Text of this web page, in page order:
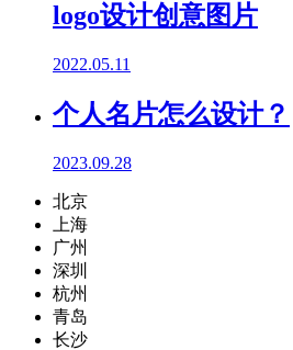
logo设计创意图片
2022.05.11
个人名片怎么设计？
2023.09.28
北京
上海
广州
深圳
杭州
青岛
长沙